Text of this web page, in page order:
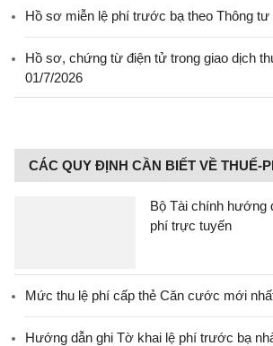
Hồ sơ miễn lệ phí trước bạ theo Thông tư
Hồ sơ, chứng từ điện tử trong giao dịch
01/7/2026
CÁC QUY ĐỊNH CẦN BIẾT VỀ THUẾ-
Bộ Tài chính hướng
phí trực tuyến
Mức thu lệ phí cấp thẻ Căn cước mới
Hướng dẫn ghi Tờ khai lệ phí trước bạ